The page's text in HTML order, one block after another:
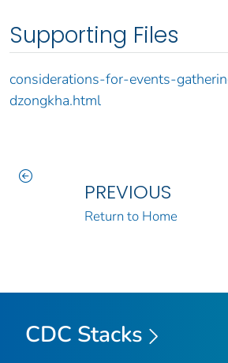
Supporting Files
considerations-for-events-
dzongkha.html
PREVIOUS
Return to Home
CDC Stacks